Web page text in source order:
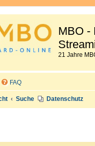
MBO -
21 Jahre
FAQ
Suche Datenschutz